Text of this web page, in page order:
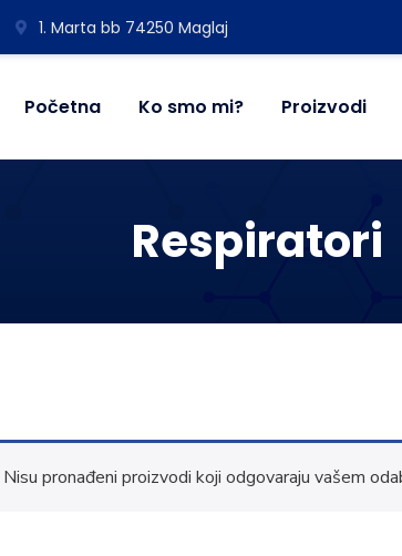
1. Marta bb 74250 Maglaj
Početna Ko smo mi? Proizvodi
Respiratori
Nisu pronađeni proizvodi koji odgovaraju vašem